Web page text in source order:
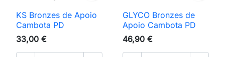
KS Bronzes de Apoio
Cambota PD
33,00 €
GLYCO Bronzes de
Apoio Cambota PD
46,90 €